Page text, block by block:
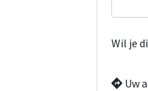
Wil je
Uw